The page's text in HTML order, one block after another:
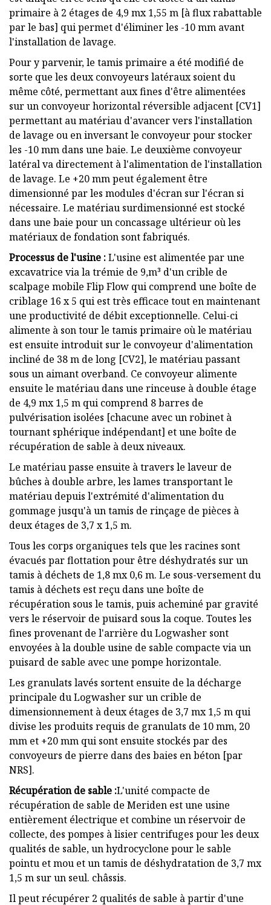
primaire à 2 étages de 4,9 mx 1,55 m [à flux rabattable
par le bas] qui permet d'éliminer les -10 mm avant
l'installation de lavage.
Pour y parvenir, le tamis primaire a été modifié de
sorte que les deux convoyeurs latéraux soient du
même côté, permettant aux fines d'être alimentées
sur un convoyeur horizontal réversible adjacent [CV1]
permettant au matériau d'avancer vers l'installation
de lavage ou en inversant le convoyeur pour stocker
les -10 mm dans une baie. Le deuxième convoyeur
latéral va directement à l'alimentation de l'installation
de lavage. Le +20 mm peut également être
dimensionné par les modules d'écran sur l'écran si
nécessaire. Le matériau surdimensionné est stocké
dans une baie pour un concassage ultérieur où les
matériaux de fondation sont fabriqués.
Processus de l'usine :L'usine est alimentée par une
excavatrice via la trémie de 9,m³ d'un crible de
scalpage mobile Flip Flow qui comprend une boîte de
criblage 16 x 5 qui est très efficace tout en maintenant
une productivité de débit exceptionnelle. Celui-ci
alimente à son tour le tamis primaire où le matériau
est ensuite introduit sur le convoyeur d'alimentation
incliné de 38 m de long [CV2], le matériau passant
sous un aimant overband. Ce convoyeur alimente
ensuite le matériau dans une rinceuse à double étage
de 4,9 mx 1,5 m qui comprend 8 barres de
pulvérisation isolées [chacune avec un robinet à
tournant sphérique indépendant] et une boîte de
récupération de sable à deux niveaux.
Le matériau passe ensuite à travers le laveur de
bûches à double arbre, les lames transportant le
matériau depuis l'extrémité d'alimentation du
gommage jusqu'à un tamis de rinçage de pièces à
deux étages de 3,7 x 1,5 m.
Tous les corps organiques tels que les racines sont
évacués par flottation pour être déshydratés sur un
tamis à déchets de 1,8 mx 0,6 m. Le sous-versement du
tamis à déchets est reçu dans une boîte de
récupération sous le tamis, puis acheminé par gravité
vers le réservoir de puisard sous la coque. Toutes les
fines provenant de l'arrière du Logwasher sont
envoyées à la double usine de sable compacte via un
puisard de sable avec une pompe horizontale.
Les granulats lavés sortent ensuite de la décharge
principale du Logwasher sur un crible de
dimensionnement à deux étages de 3,7 mx 1,5 m qui
divise les produits requis de granulats de 10 mm, 20
mm et +20 mm qui sont ensuite stockés par des
convoyeurs de pierre dans des baies en béton [par
NRS].
Récupération de sable :L'unité compacte de
récupération de sable de Meriden est une usine
entièrement électrique et combine un réservoir de
collecte, des pompes à lisier centrifuges pour les deux
qualités de sable, un hydrocyclone pour le sable
pointu et mou et un tamis de déshydratation de 3,7 mx
1,5 m sur un seul. châssis.
Il peut récupérer 2 qualités de sable à partir d'une